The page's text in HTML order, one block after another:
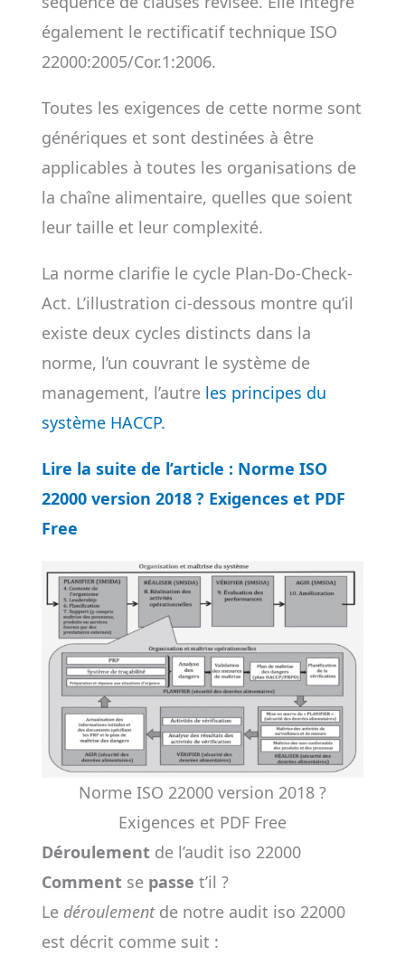
également le rectificatif technique ISO
22000:2005/Cor.1:2006.
Toutes les exigences de cette norme sont
génériques et sont destinées à être
applicables à toutes les organisations de
la chaîne alimentaire, quelles que soient
leur taille et leur complexité.
La norme clarifie le cycle Plan-Do-Check-
Act. L’illustration ci-dessous montre qu’il
existe deux cycles distincts dans la
norme, l’un couvrant le système de
management, l’autre les principes du
système HACCP.
Lire la suite de l’article : Norme ISO
22000 version 2018 ? Exigences et PDF
Free
Norme ISO 22000 version 2018 ?
Exigences et PDF Free
Déroulementde l’audit iso 22000
Commentse passe t’il ?
Le déroulementde notre audit iso 22000
est décrit comme suit :